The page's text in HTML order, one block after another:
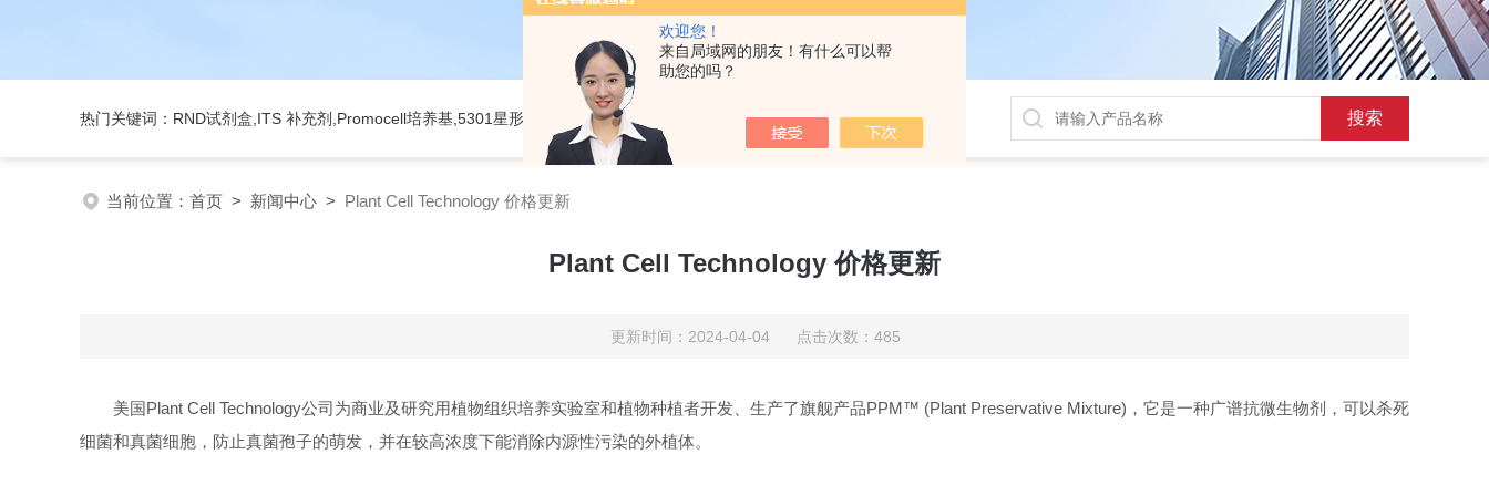
欢迎您！
来自局域网的朋友！有什么可以帮
助您的吗？
热门关键词：RND试剂盒,ITS 补充剂,Promocell培养基,5301星形细胞培养基
当前位置： 首页 > 新闻中心 > Plant Cell Technology 价格更新
Plant Cell Technology 价格更新
更新时间：2024-04-04 点击次数：485
美国Plant Cell Technology公司为商业及研究用植物组织培养实验室和植物种植者开发、生产了旗舰产品PPM™ (Plant Preservative Mixture)，它是一种广谱抗微生物剂，可以杀死
细菌和真菌细胞，防止真菌孢子的萌发，并在较高浓度下能消除内源性污染的外植体。